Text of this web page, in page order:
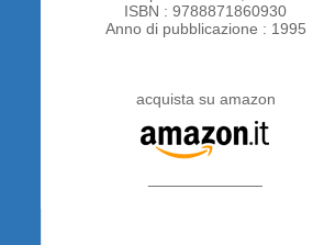
ISBN : 9788871860930
Anno di pubblicazione : 1995
acquista su amazon